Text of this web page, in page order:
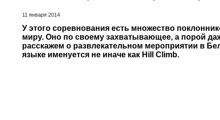
11 января 2014
У этого соревнования есть множество
миру. Оно по своему захватывающее, а порой
расскажем о развлекательном мероприятии в
языке именуется не иначе как Hill Climb.